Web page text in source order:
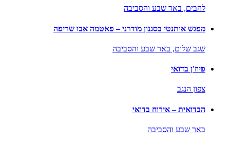
להבים, באר שבע והסביבה
מפגש אותנטי בסגנון מודרני – פאטמה אבו שריפה
שגב שלום, באר שבע והסביבה
פיוז'ן בדואי
צפון הנגב
הבדואית – אירוח בדואי
באר שבע והסביבה